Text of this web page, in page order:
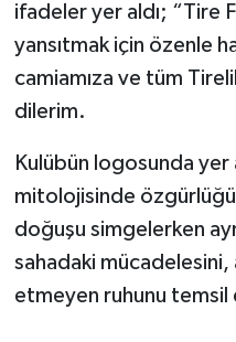
ifadeler yer aldı; “Tire
yansıtmak için özenle
camiamıza ve tüm
dilerim.
Kulübün logosunda yer
mitolojisinde
doğuşu simgelerken
sahadaki mücadelesini,
etmeyen ruhunu